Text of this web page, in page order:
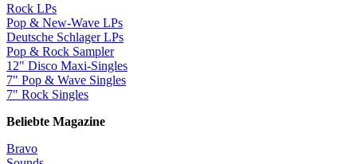
Rock LPs
Pop & New-Wave LPs
Deutsche Schlager LPs
Pop & Rock Sampler
12" Disco Maxi-Singles
7" Pop & Wave Singles
7" Rock Singles
Beliebte Magazine
Bravo